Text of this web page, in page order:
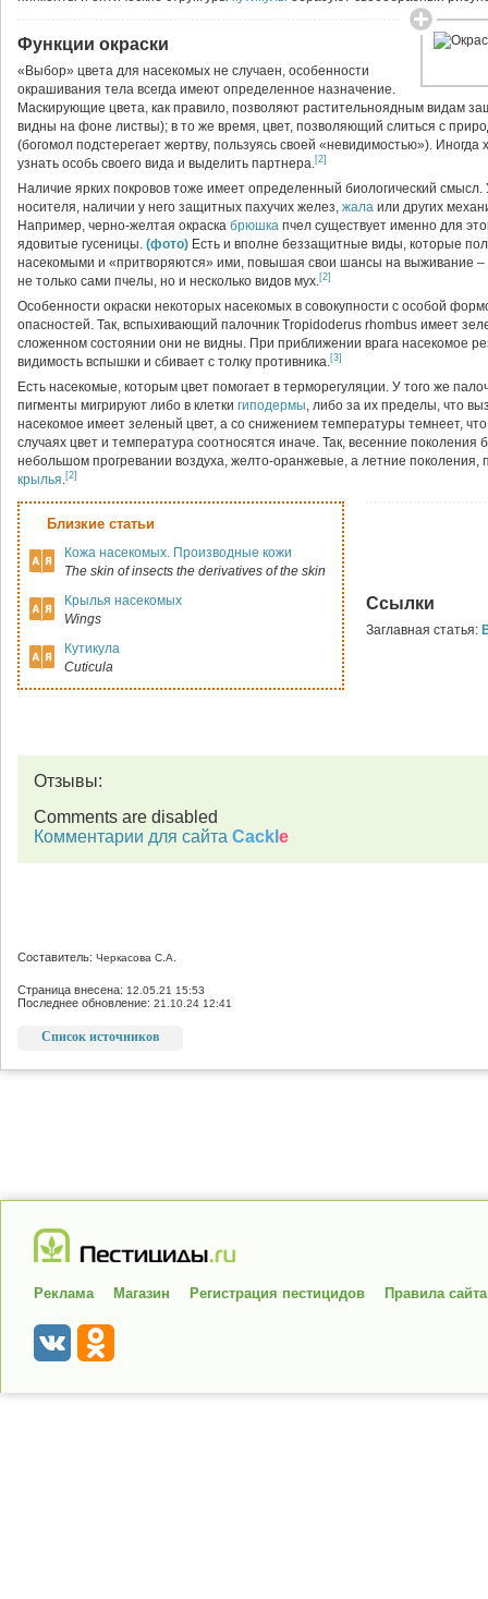
Функции окраски
«Выбор» цвета для насекомых не случаен, особенности
окрашивания тела всегда имеют определенное назначение.
Маскирующие цвета, как правило, позволяют растительноядным видам
видны на фоне листвы); в то же время, цвет, позволяющий слиться с
(богомол подстерегает жертву, пользуясь своей «невидимостью»).
узнать особь своего вида и выделить партнера.[2]
Наличие ярких покровов тоже имеет определенный биологический смысл.
носителя, наличии у него защитных пахучих желез, жала или других
Например, черно-желтая окраска брюшка пчел существует именно для
ядовитые гусеницы. (фото) Есть и вполне беззащитные виды, которые
насекомыми и «притворяются» ими, повышая свои шансы на выживание –
не только сами пчелы, но и несколько видов мух.[2]
Особенности окраски некоторых насекомых в совокупности с особой
опасностей. Так, вспыхивающий палочник Tropidoderus rhombus имеет
сложенном состоянии они не видны. При приближении врага насекомое
видимость вспышки и сбивает с толку противника.[3]
Есть насекомые, которым цвет помогает в терморегуляции. У того же
пигменты мигрируют либо в клетки гиподермы, либо за их пределы, что
насекомое имеет зеленый цвет, а со снижением температуры темнеет,
случаях цвет и температура соотносятся иначе. Так, весенние
небольшом прогревании воздуха, желто-оранжевые, а летние
крылья.[2]
Близкие статьи
Кожа насекомых. Производные кожи
The skin of insects the derivatives of the skin
Крылья насекомых
Wings
Кутикула
Cuticula
Ссылки
Заглавная статья:
Отзывы:
Comments are disabled
Комментарии для сайта Cackl e
Составитель: Черкасова С.А.
Страница внесена: 12.05.21 15:53
Последнее обновление: 21.10.24 12:41
Список источников
Реклама Магазин Регистрация пестицидов Правила сайта